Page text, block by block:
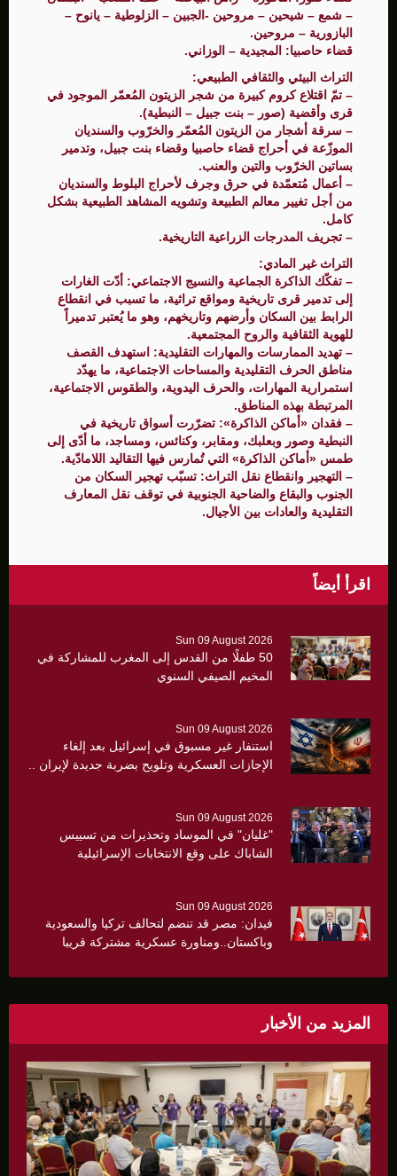
– شمع – شيحين – مروحين -الجبين – الزلوطية – يانوح –
البازورية – مروحين.
قضاء حاصبيا: المجيدية – الوزاني.
التراث البيئي والثقافي الطبيعي:
– تمّ اقتلاع كروم كبيرة من شجر الزيتون المُعمّر الموجود في
قرى وأقضية (صور – بنت جبيل – النبطية).
– سرقة أشجار من الزيتون المُعمّر والخرّوب والسنديان
الموزّعة في أحراج قضاء حاصبيا وقضاء بنت جبيل، وتدمير
بساتين الخرّوب والتين والعنب.
– أعمال مُتعمّدة في حرق وجرف لأحراج البلوط والسنديان
من أجل تغيير معالم الطبيعة وتشويه المشاهد الطبيعية بشكل
كامل.
– تجريف المدرجات الزراعية التاريخية.
التراث غير المادي:
– تفكّك الذاكرة الجماعية والنسيج الاجتماعي: أدّت الغارات
إلى تدمير قرى تاريخية ومواقع تراثية، ما تسبب في انقطاع
الرابط بين السكان وأرضهم وتاريخهم، وهو ما يُعتبر تدميراً
للهوية الثقافية والروح المجتمعية.
– تهديد الممارسات والمهارات التقليدية: استهدف القصف
مناطق الحرف التقليدية والمساحات الاجتماعية، ما يهدّد
استمرارية المهارات، والحرف اليدوية، والطقوس الاجتماعية،
المرتبطة بهذه المناطق.
– فقدان «أماكن الذاكرة»: تضرّرت أسواق تاريخية في
النبطية وصور وبعلبك، ومقابر، وكنائس، ومساجد، ما أدّى إلى
طمس «أماكن الذاكرة» التي تُمارس فيها التقاليد اللامادّية.
– التهجير وانقطاع نقل التراث: تسبّب تهجير السكان من
الجنوب والبقاع والضاحية الجنوبية في توقف نقل المعارف
التقليدية والعادات بين الأجيال.
اقرأ أيضاً
Sun 09 August 2026
50 طفلًا من القدس إلى المغرب للمشاركة في
المخيم الصيفي السنوي
Sun 09 August 2026
استنفار غير مسبوق في إسرائيل بعد إلغاء
الإجازات العسكرية وتلويح بضربة جديدة لإيران ..
Sun 09 August 2026
"غليان" في الموساد وتحذيرات من تسييس
الشاباك على وقع الانتخابات الإسرائيلية
Sun 09 August 2026
فيدان: مصر قد تنضم لتحالف تركيا والسعودية
وباكستان..ومناورة عسكرية مشتركة قريبا
المزيد من الأخبار